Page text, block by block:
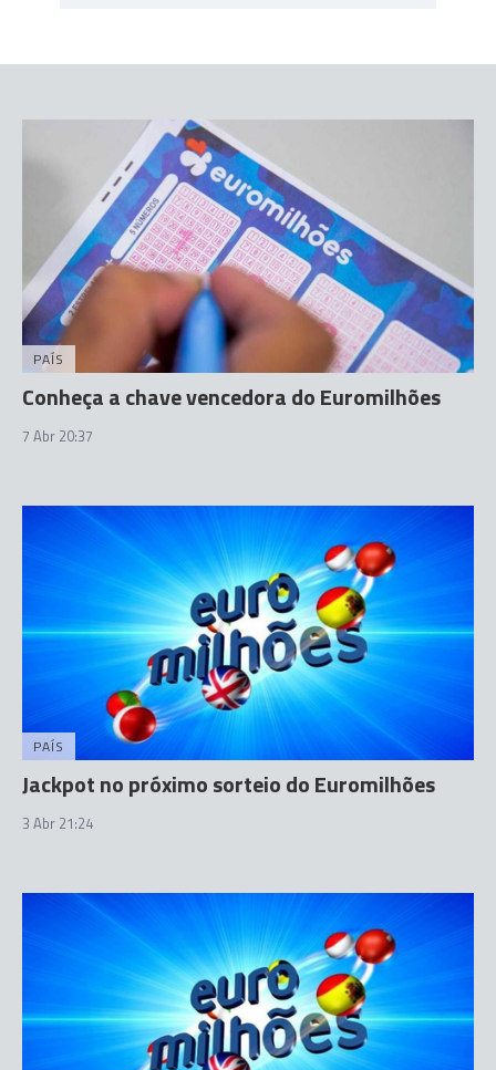
PAÍS
Conheça a chave vencedora do Euromilhões
7 Abr 20:37
PAÍS
Jackpot no próximo sorteio do Euromilhões
3 Abr 21:24